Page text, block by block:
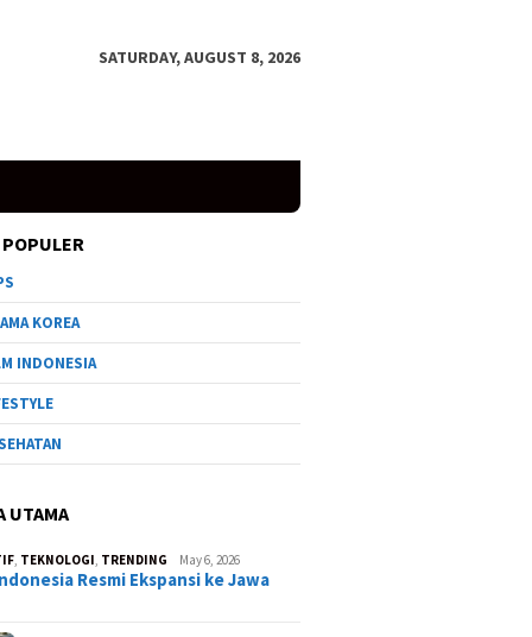
SATURDAY, AUGUST 8, 2026
KOREA
INDONESIA
UTAMA
, TEKNOLOGI, TRENDING May 6, 2026
Resmi Ekspansi ke Jawa